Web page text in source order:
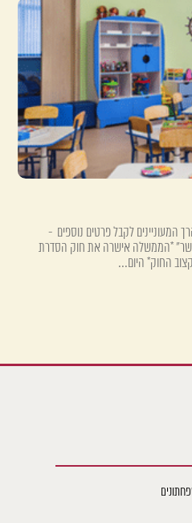
המעוניינים לקבל פרטים נוספים -
*הממשלה אישרה את חוק הסדרת
החוק* היום...